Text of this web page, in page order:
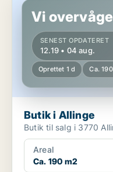
Vi
SENEST OPDATERET
12.19 • 04 aug.
Oprettet 1 d Ca.
Butik i Allinge
Butik til salg i 3770
Areal
Ca. 190 m2